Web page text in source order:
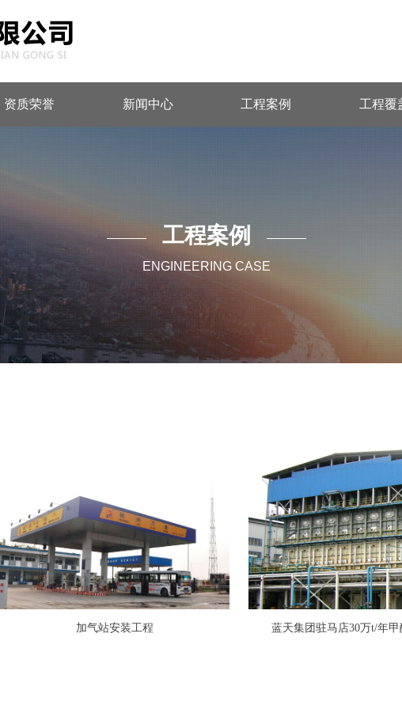
资质荣誉 新闻中心 工程案例 工程覆
工程案例
ENGINEERING CASE
加气站安装工程 蓝天集团驻马店30万t/年